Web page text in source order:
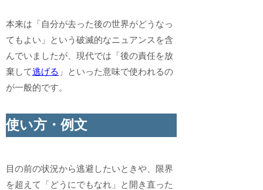
本来は「自分が去った後の世界がどうなっ
てもよい」という破滅的なニュアンスを含
んでいましたが、現代では「後の責任を放
棄して逃げる 」といった意味で使われるの
が一般的です。
使い方・例文
目の前の状況から逃避したいときや、限界
を超えて「どうにでもなれ」と開き直った